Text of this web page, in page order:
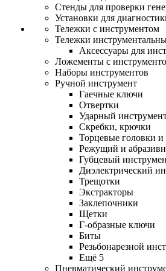
Стенды для проверки
Установки для
Тележки с инструментом
Тележки
Аксессуары для
Ложементы с
Наборы инструментов
Ручной инструмент
Гаечные ключи
Отвертки
Ударный
Скребки, крючки
Торцевые головки и
Режущий и
Губцевый
Диэлектрический
Трещотки
Экстракторы
Заклепочники
Щетки
Г-образные ключи
Биты
Резьбонарезной
Ещё 5
Пневматический